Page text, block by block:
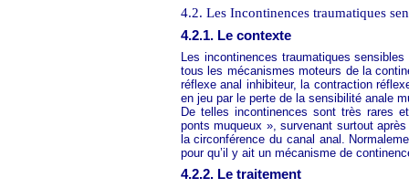
4.2. Les Incontinences traumatiques
4.2.1. Le contexte
Les incontinences traumatiques
tous les mécanismes moteurs de la
réflexe anal inhibiteur, la contraction
en jeu par le perte de la sensibilité anale
De telles incontinences sont très rares
ponts muqueux », survenant surtout
la circonférence du canal anal.
pour qu’il y ait un mécanisme de
4.2.2. Le traitement